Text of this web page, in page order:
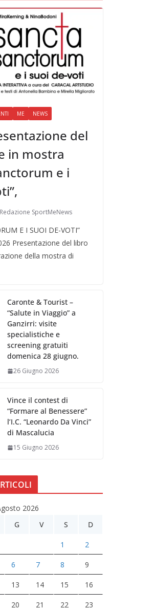
ME NEWS
del
in mostra
e i
Redazione SportMeNews
E I SUOI DE-VOTI”
Presentazione del libro
della mostra di
Caronte & Tourist –
“Salute in Viaggio” a
Ganzirri: visite
specialistiche e
screening gratuiti
domenica 28 giugno.
26 Giugno 2026
Vince il contest di
“Formare al Benessere”
l’I.C. “Leonardo Da Vinci”
di Mascalucia
15 Giugno 2026
2026
G V S D
1 2
6 7 8 9
13 14 15 16
20 21 22 23